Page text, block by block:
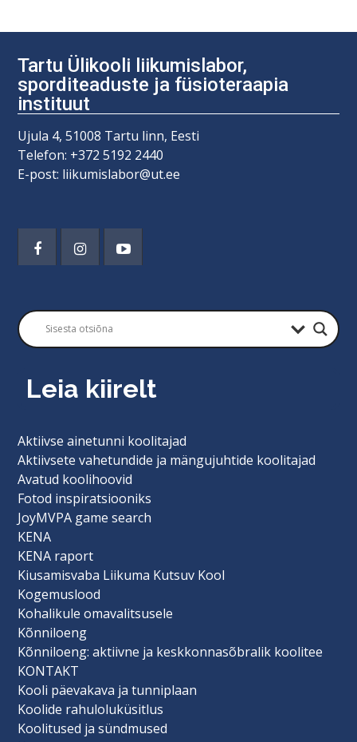
Tartu Ülikooli liikumislabor,
sporditeaduste ja füsioteraapia
instituut
Ujula 4, 51008 Tartu linn, Eesti
Telefon: +372 5192 2440
E-post: liikumislabor@ut.ee
Leia kiirelt
Aktiivse ainetunni koolitajad
Aktiivsete vahetundide ja mängujuhtide koolitajad
Avatud koolihoovid
Fotod inspiratsiooniks
JoyMVPA game search
KENA
KENA raport
Kiusamisvaba Liikuma Kutsuv Kool
Kogemuslood
Kohalikule omavalitsusele
Kõnniloeng
Kõnniloeng: aktiivne ja keskkonnasõbralik koolitee
KONTAKT
Kooli päevakava ja tunniplaan
Koolide rahuloluküsitlus
Koolitused ja sündmused